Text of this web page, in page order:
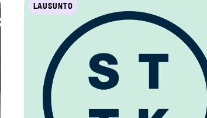
LAUSUNTO